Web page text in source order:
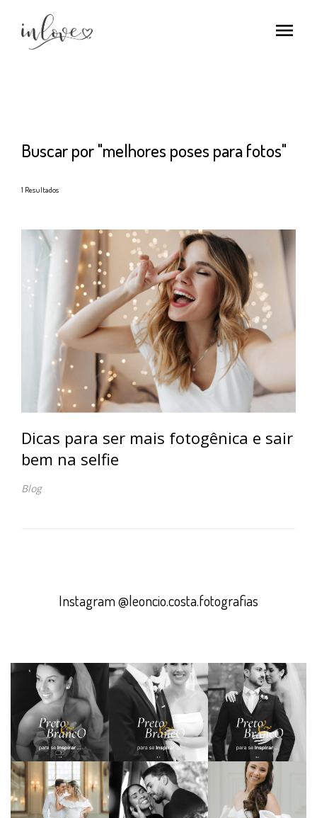
menu
Buscar por"melhores poses para fotos"
1 Resultados
Dicas para ser mais fotogênica e sair
bem na selfie
Blog
Instagram @leoncio.costa.fotografias